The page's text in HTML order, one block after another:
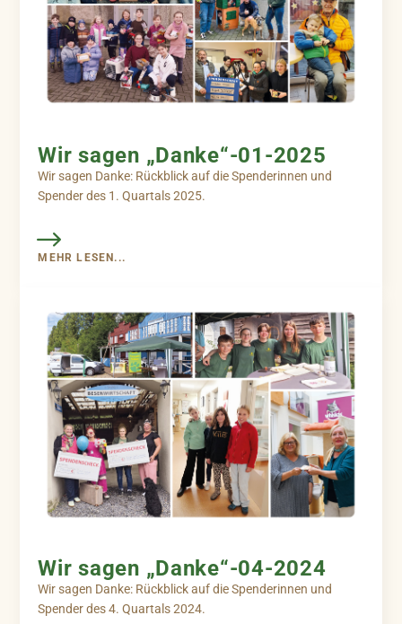
Wir sagen „Danke“-01-2025
Wir sagen Danke: Rückblick auf die Spenderinnen und
Spender des 1. Quartals 2025.
MEHR LESEN...
Wir sagen „Danke“-04-2024
Wir sagen Danke: Rückblick auf die Spenderinnen und
Spender des 4. Quartals 2024.